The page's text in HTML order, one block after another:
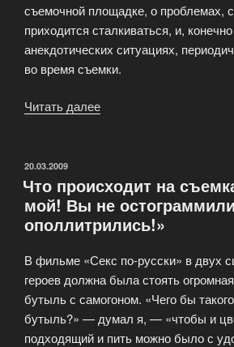
съемочной площадке, о проблемах,
приходится сталкиваться, и,
анекдотических ситуациях,
во время съемки.
Читать далее
ОПУБЛИКОВАНО
20.03.2009
Что происходит на
мой! Вы не
ополлитрились!»
В фильме «Секс по-русски» в двух
героев должна была стоять
бутыль с самогоном. «Чего бы
бутыль?» — думал я, — «чтобы и
подходящий и пить можно было с